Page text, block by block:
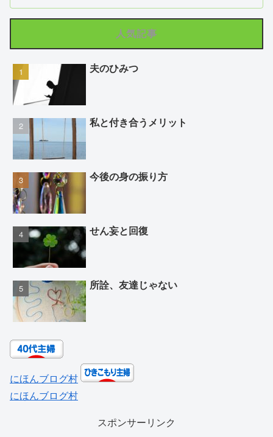
人気記事
夫のひみつ
私と付き合うメリット
今後の身の振り方
せん妄と回復
所詮、友達じゃない
にほんブログ村
にほんブログ村
スポンサーリンク